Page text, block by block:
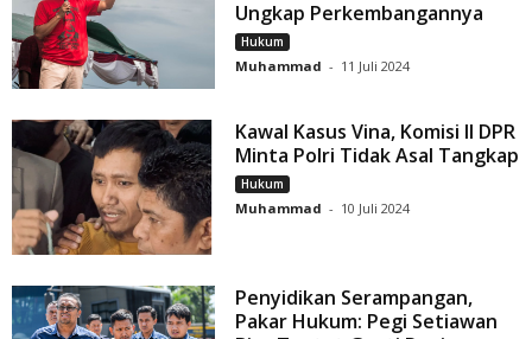
Ungkap Perkembangannya
Hukum
Muhammad - 11 Juli 2024
Kawal Kasus Vina, Komisi II DPR
Minta Polri Tidak Asal Tangkap
Hukum
Muhammad - 10 Juli 2024
Penyidikan Serampangan,
Pakar Hukum: Pegi Setiawan